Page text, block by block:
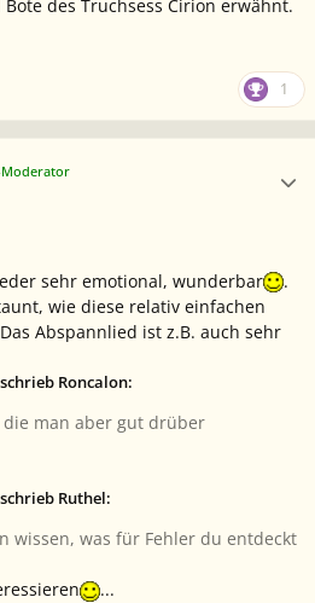
des Truchsess Cirion erwähnt.
1
sehr emotional, wunderbar
.
wie diese relativ einfachen
Abspannlied ist z.B. auch sehr
Roncalon:
man aber gut drüber
Ruthel:
wissen, was für Fehler du entdeckt
...